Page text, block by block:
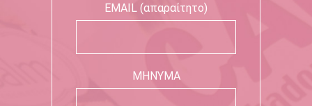
EMAIL (απαραίτητο)
ΜΗΝΥΜΑ